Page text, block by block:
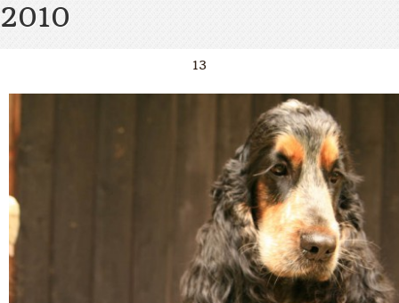
2010
13